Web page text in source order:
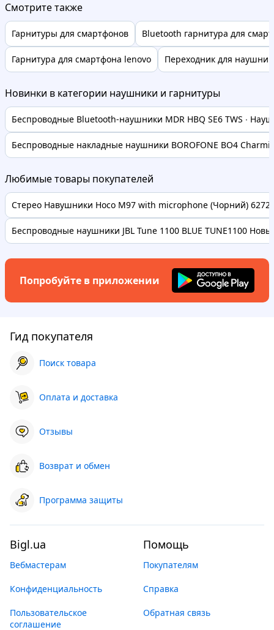
Смотрите также
Гарнитуры для смартфонов Bluetooth гарнитура для
Гарнитура для смартфона lenovo Переходник для
Новинки в категории наушники и гарнитуры
Беспроводные Bluetooth-наушники MDR HBQ SE6 TWS ∙
Беспроводные накладные наушники BOROFONE BO4
Любимые товары покупателей
Стерео Навушники Hoco M97 with microphone (Чорний)
Беспроводные наушники JBL Tune 1100 BLUE TUNE1100
Попробуйте в приложении
Гид покупателя
Поиск товара
Оплата и доставка
Отзывы
Возврат и обмен
Программа защиты
Bigl.ua
Вебмастерам
Конфиденциальность
Пользовательское
соглашение
Помощь
Покупателям
Справка
Обратная связь